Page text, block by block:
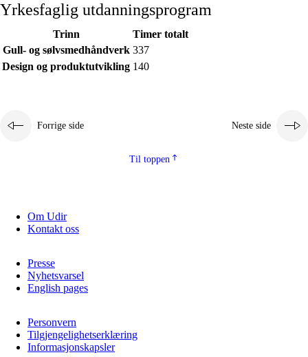
Fagenes relevans og sentrale verdier
Kjerneelementer
Yrkesfaglig utdanningsprogram
Trinn
Timer totalt
Gull- og sølvsmedhåndverk 337
Design og produktutvikling 140
Forrige side Neste side
Til toppen
Om Udir
Kontakt oss
Presse
Nyhetsvarsel
English pages
Personvern
Tilgjengelighetserklæring
Informasjonskapsler